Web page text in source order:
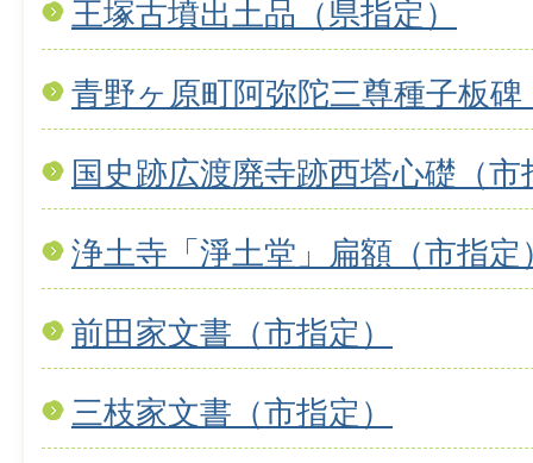
王塚古墳出土品（県指定）
青野ヶ原町阿弥陀三尊種子板碑
国史跡広渡廃寺跡西塔心礎（市
浄土寺「淨土堂」扁額（市指定
前田家文書（市指定）
三枝家文書（市指定）